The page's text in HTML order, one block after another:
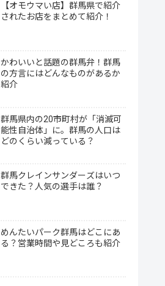
【オモウマい店】群馬県で紹介
されたお店をまとめて紹介！
かわいいと話題の群馬弁！群馬
の方言にはどんなものがあるか
紹介
群馬県内の20市町村が「消滅可
能性自治体」に。群馬の人口は
どのくらい減っている？
群馬クレインサンダーズはいつ
できた？人気の選手は誰？
めんたいパーク群馬はどこにあ
る？営業時間や見どころも紹介